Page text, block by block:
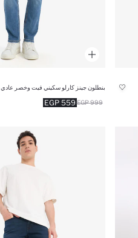
بنطلون جينز كارلو سكيني فيت وخصر عادي
559 EGP 999 EGP